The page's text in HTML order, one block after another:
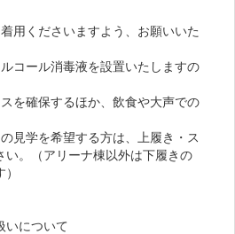
用くださいますよう、お願いいた
コール消毒液を設置いたしますの
を確保するほか、飲食や大声での
見学を希望する方は、上履き・ス
い。（アリーナ棟以外は下履きの
いについて